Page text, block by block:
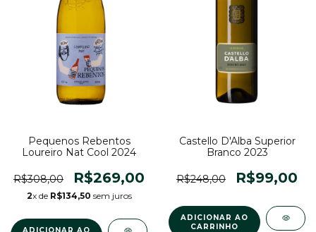
Pequenos Rebentos
Loureiro Nat Cool 2024
R$308,00 R$269,00
2x de R$134,50 sem juros
Castello D'Alba Superior
Branco 2023
R$248,00 R$99,00